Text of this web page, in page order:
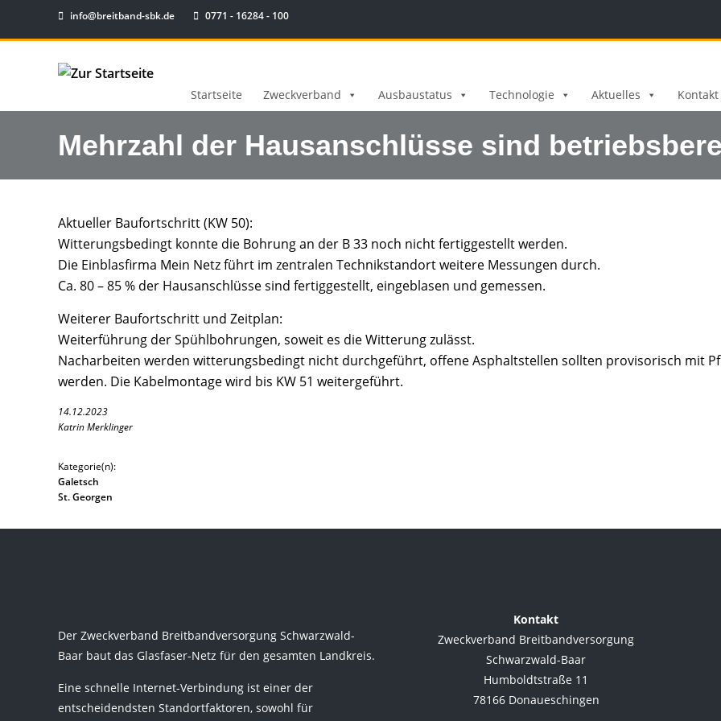
info@breitband-sbk.de 0771 - 16284 - 100
Startseite Zweckverband Ausbaustatus Technologie Aktuelles Kontakt
Mehrzahl der Hausanschlüsse sind
Aktueller Baufortschritt (KW 50):
Witterungsbedingt konnte die Bohrung an der B 33 noch nicht fertiggestellt werden.
Die Einblasfirma Mein Netz führt im zentralen Technikstandort weitere Messungen durch.
Ca. 80 – 85 % der Hausanschlüsse sind fertiggestellt, eingeblasen und gemessen.
Weiterer Baufortschritt und Zeitplan:
Weiterführung der Spühlbohrungen, soweit es die Witterung zulässt.
Nacharbeiten werden witterungsbedingt nicht durchgeführt, offene Asphaltstellen sollten provisorisch mit
werden. Die Kabelmontage wird bis KW 51 weitergeführt.
14.12.2023
Katrin Merklinger
Kategorie(n):
Galetsch
St. Georgen
Der Zweckverband Breitbandversorgung Schwarzwald-
Baar baut das Glasfaser-Netz für den gesamten Landkreis.
Eine schnelle Internet-Verbindung ist einer der
entscheidendsten Standortfaktoren, sowohl für
Kontakt
Zweckverband Breitbandversorgung
Schwarzwald-Baar
Humboldtstraße 11
78166 Donaueschingen